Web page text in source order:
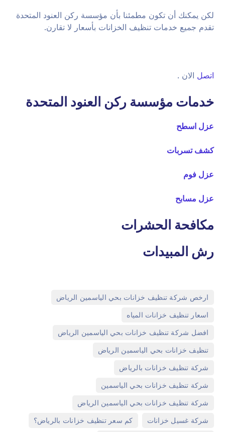
لكن يمكنك أن تكون مطمئنا بأن مؤسسة ركن العنود المتحدة
تقدم جميع خدمات تنظيف الخزانات بأسعار لا تقارن.
اتصل الان .
خدمات مؤسسة ركن العنود المتحدة
عزل اسطح
كشف تسربات
عزل فوم
عزل مسابح
مكافحة الحشرات
رش المبيدات
ارخص شركة تنظيف خزانات بحي الياسمين الرياض
اسعار تنظيف خزانات المياه
افضل شركة تنظيف خزانات بحي الياسمين الرياض
تنظيف خزانات بحي الياسمين الرياض
شركة تنظيف خزانات بالرياض
شركة تنظيف خزانات بحي الياسمين
شركة تنظيف خزانات بحي الياسمين الرياض
شركة غسيل خزانات كم سعر تنظيف خزانات بالرياض؟